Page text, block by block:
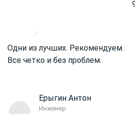
Одни из лучших. Рекомендуем.
Все четко и без проблем.
Ерыгин Антон
Инженер